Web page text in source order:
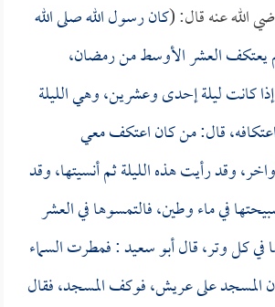
الله عنه قال: (كان رسول الله صلى الله
يعتكف العشر الأوسط من رمضان،
كانت ليلة إحدى وعشرين، وهي الليلة
قال: من كان اعتكف معي
وقد رأيت هذه الليلة ثم أنسيتها، وقد
في ماء وطين، فالتمسوها في العشر
في كل وتر، قالأبو سعيد: فمطرت السماء
المسجد على عريش، فوكف المسجد، فقال